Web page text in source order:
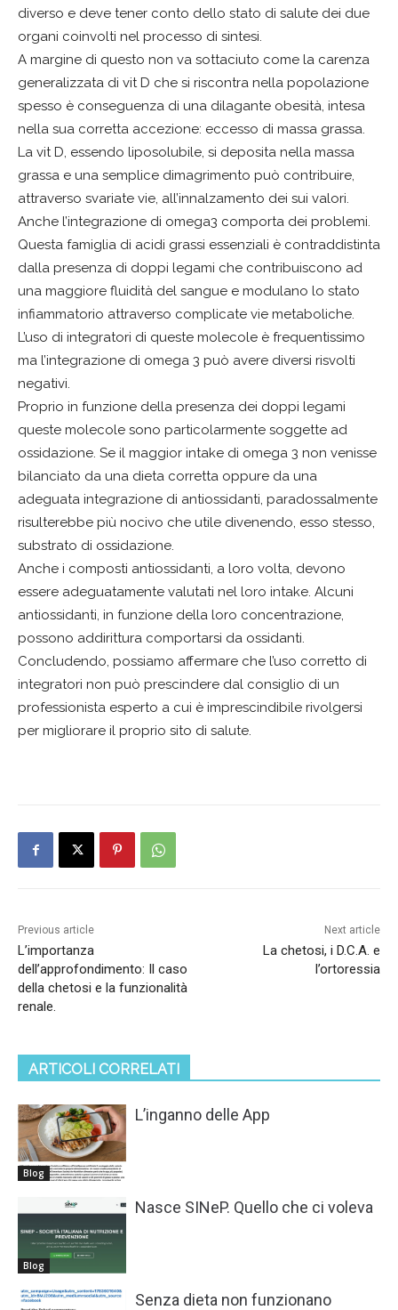
diverso e deve tener conto dello stato di salute dei due
organi coinvolti nel processo di sintesi.
A margine di questo non va sottaciuto come la carenza
generalizzata di vit D che si riscontra nella popolazione
spesso è conseguenza di una dilagante obesità, intesa
nella sua corretta accezione: eccesso di massa grassa.
La vit D, essendo liposolubile, si deposita nella massa
grassa e una semplice dimagrimento può contribuire,
attraverso svariate vie, all’innalzamento dei sui valori.
Anche l’integrazione di omega3 comporta dei problemi.
Questa famiglia di acidi grassi essenziali è contraddistinta
dalla presenza di doppi legami che contribuiscono ad
una maggiore fluidità del sangue e modulano lo stato
infiammatorio attraverso complicate vie metaboliche.
L’uso di integratori di queste molecole è frequentissimo
ma l’integrazione di omega 3 può avere diversi risvolti
negativi.
Proprio in funzione della presenza dei doppi legami
queste molecole sono particolarmente soggette ad
ossidazione. Se il maggior intake di omega 3 non venisse
bilanciato da una dieta corretta oppure da una
adeguata integrazione di antiossidanti, paradossalmente
risulterebbe più nocivo che utile divenendo, esso stesso,
substrato di ossidazione.
Anche i composti antiossidanti, a loro volta, devono
essere adeguatamente valutati nel loro intake. Alcuni
antiossidanti, in funzione della loro concentrazione,
possono addirittura comportarsi da ossidanti.
Concludendo, possiamo affermare che l’uso corretto di
integratori non può prescindere dal consiglio di un
professionista esperto a cui è imprescindibile rivolgersi
per migliorare il proprio sito di salute.
Previous article
L’importanza
dell’approfondimento: Il caso
della chetosi e la funzionalità
renale.
Next article
La chetosi, i D.C.A. e
l’ortoressia
ARTICOLI CORRELATI
Blog
L’inganno delle App
Blog
Nasce SINeP. Quello che ci voleva
Senza dieta non funzionano